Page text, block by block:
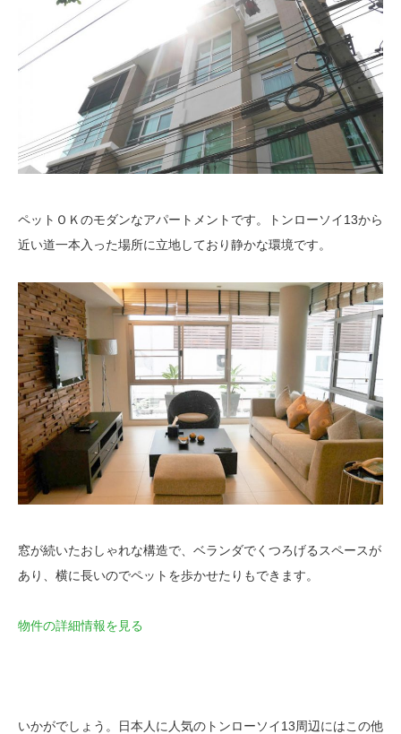
ペットＯＫのモダンなアパートメントです。トンローソイ13から
近い道一本入った場所に立地しており静かな環境です。
窓が続いたおしゃれな構造で、ベランダでくつろげるスペースが
あり、横に長いのでペットを歩かせたりもできます。
物件の詳細情報を見る
いかがでしょう。日本人に人気のトンローソイ13周辺にはこの他